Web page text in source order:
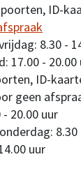
ID-
8.30 -
17.00 - 20.00
ID-
geen
20.00 uur
8.30
uur